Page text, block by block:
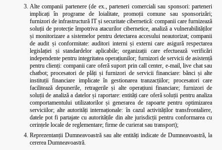
Alte companii partenere (de ex., parteneri comerciali sau sponsori: parteneri
implicați în programe de loialitate, promoții comune sau sponsorizări;
furnizori de infrastructură IT și securitate cibernetică: companii care furnizează
soluții de protecție împotriva atacurilor cibernetice, analiză a vulnerabilităților
și monitorizare a sistemelor pentru detectarea accesului neautorizat; companii
de audit și conformitate: auditori interni și externi care asigură respectarea
legislației și standardelor aplicabile; organizații care efectuează verificări
independente pentru integritatea operațiunilor; furnizori de servicii de asistență
pentru clienți: companii care oferă suport prin call center, e-mail, live chat sau
chatbot; procesatori de plăți și furnizori de servicii financiare: bănci și alte
instituții financiare implicate în gestionarea tranzacțiilor; procesatori care
facilitează depunerile, retragerile și alte operațiuni financiare; furnizori de
soluții de analiză a datelor și raportare: entități care oferă soluții pentru analiza
comportamentului utilizatorilor și generarea de rapoarte pentru optimizarea
serviciilor; alte autorități internaționale: în cazul activităților transfrontaliere,
datele pot fi partajate cu autoritățile din alte jurisdicții pentru conformarea cu
cerințele locale de reglementare; firme de curierat sau transport);
Reprezentanții Dumneavoastră sau alte entități indicate de Dumneavoastră, la
cererea Dumneavoastră.